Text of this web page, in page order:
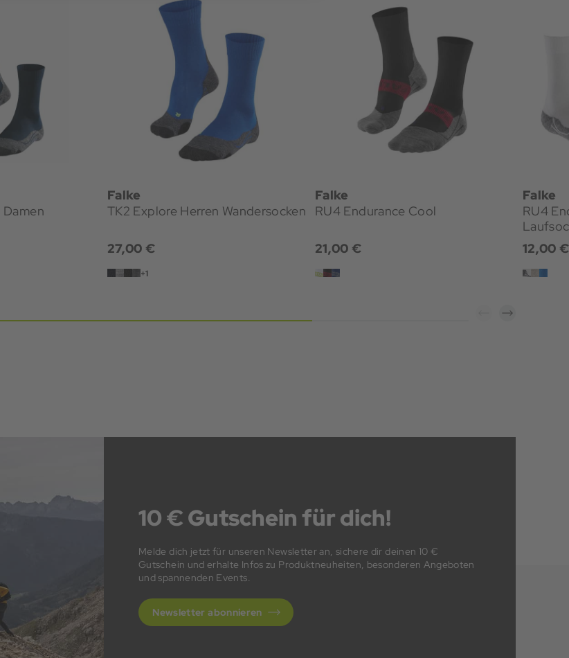
Falke
TK2 Explore Herren Wandersocken
27,00 €
+1
Falke
RU4 Endurance Cool
21,00 €
Falke
RU4
12,00 €
10 € Gutschein für dich!
Melde dich jetzt für unseren Newsletter an, sichere dir deinen 10 €
Gutschein und erhalte Infos zu Produktneuheiten, besonderen Angeboten
und spannenden Events.
Newsletter abonnieren